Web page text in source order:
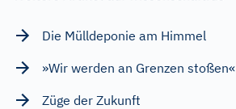
Die Mülldeponie am Himmel
»Wir werden an Grenzen stoßen«
Züge der Zukunft